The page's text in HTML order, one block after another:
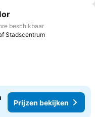
aan favorieten
beschikbaar
Stadscentrum
Prijzen bekijken